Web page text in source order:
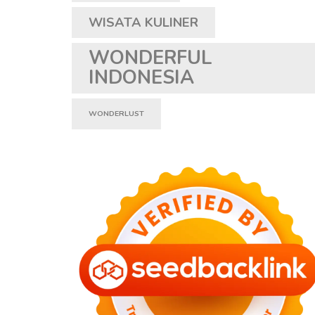
WISATA KULINER
WONDERFUL
INDONESIA
WONDERLUST